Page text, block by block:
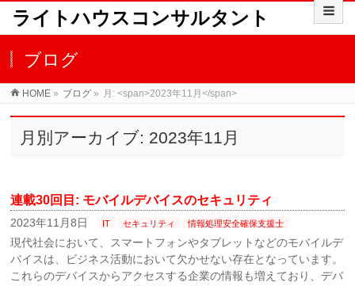
ライトハウスコンサルタント
ブログ
HOME » ブログ » 月: <span>2023年11月</span>
月別アーカイブ: 2023年11月
連載30回目: モバイルデバイスのセキュリティ
2023年11月8日 IT セキュリティ 情報処理安全確保支援士
現代社会において、スマートフォンやタブレットなどのモバイルデ
バイスは、ビジネス活動において欠かせない存在となっています。
これらのデバイスからアクセスする企業の情報も増えており、デバ